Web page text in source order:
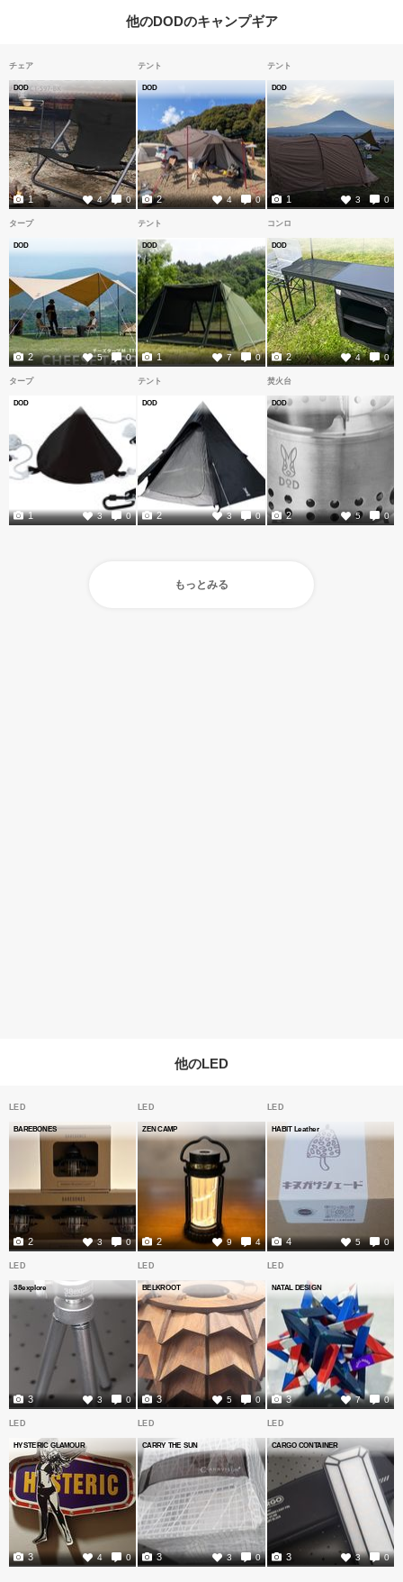
他のDODのキャンプギア
チェア
DOD
4 0
1
テント
DOD
4 0
2
テント
DOD
3 0
1
タープ
DOD
5 0
2
テント
DOD
7 0
1
コンロ
DOD
4 0
2
タープ
DOD
3 0
1
テント
DOD
3 0
2
焚火台
DOD
5 0
2
もっとみる
他のLED
LED
BAREBONES
3 0
2
LED
ZEN CAMP
9 4
2
LED
HABIT Leather
5 0
4
LED
38explore
3 0
3
LED
BELKROOT
5 0
3
LED
NATAL DESIGN
7 0
3
LED
HYSTERIC GLAMOUR
4 0
3
LED
CARRY THE SUN
3 0
3
LED
CARGO CONTAINER
3 0
3